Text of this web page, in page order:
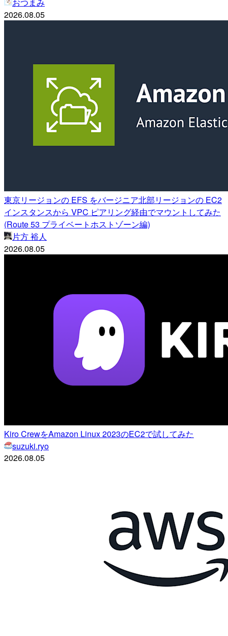
2026.08.05
東京リージョンの EFS をバージニア北部リージョンの EC2
インスタンスから VPC ピアリング経由でマウントしてみた
(Route 53 プライベートホストゾーン編)
片方 裕人
2026.08.05
Kiro CrewをAmazon Linux 2023のEC2で試してみた
suzuki.ryo
2026.08.05